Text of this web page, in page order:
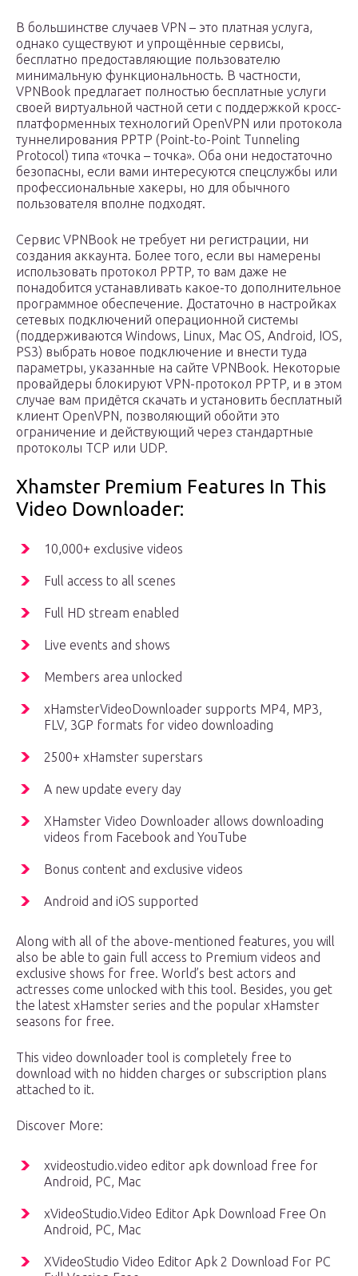
В большинстве случаев VPN – это платная услуга,
однако существуют и упрощённые сервисы,
бесплатно предоставляющие пользователю
минимальную функциональность. В частности,
VPNBook предлагает полностью бесплатные услуги
своей виртуальной частной сети с поддержкой кросс-
платформенных технологий OpenVPN или протокола
туннелирования PPTP (Point-to-Point Tunneling
Protocol) типа «точка – точка». Оба они недостаточно
безопасны, если вами интересуются спецслужбы или
профессиональные хакеры, но для обычного
пользователя вполне подходят.
Сервис VPNBook не требует ни регистрации, ни
создания аккаунта. Более того, если вы намерены
использовать протокол PPTP, то вам даже не
понадобится устанавливать какое-то дополнительное
программное обеспечение. Достаточно в настройках
сетевых подключений операционной системы
(поддерживаются Windows, Linux, Mac OS, Android, IOS,
PS3) выбрать новое подключение и внести туда
параметры, указанные на сайте VPNBook. Некоторые
провайдеры блокируют VPN-протокол PPTP, и в этом
случае вам придётся скачать и установить бесплатный
клиент OpenVPN, позволяющий обойти это
ограничение и действующий через стандартные
протоколы TCP или UDP.
Xhamster Premium Features In This
Video Downloader:
10,000+ exclusive videos
Full access to all scenes
Full HD stream enabled
Live events and shows
Members area unlocked
xHamsterVideoDownloader supports MP4, MP3,
FLV, 3GP formats for video downloading
2500+ xHamster superstars
A new update every day
XHamster Video Downloader allows downloading
videos from Facebook and YouTube
Bonus content and exclusive videos
Android and iOS supported
Along with all of the above-mentioned features, you will
also be able to gain full access to Premium videos and
exclusive shows for free. World’s best actors and
actresses come unlocked with this tool. Besides, you get
the latest xHamster series and the popular xHamster
seasons for free.
This video downloader tool is completely free to
download with no hidden charges or subscription plans
attached to it.
Discover More:
xvideostudio.video editor apk download free for
Android, PC, Mac
xVideoStudio.Video Editor Apk Download Free On
Android, PC, Mac
XVideoStudio Video Editor Apk 2 Download For PC